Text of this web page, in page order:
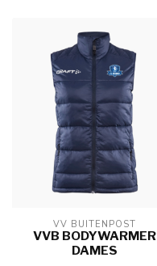
VV BUITENPOST
VVB BODYWARMER
DAMES